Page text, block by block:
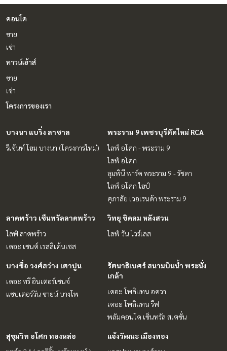
คอนโด
ขาย
เช่า
ทาวน์เฮ้าส์
ขาย
เช่า
โครงการของเรา
บางนา แบริ่ง ลาซาล
รีเจ้นท์ โฮม บางนา (โครงการใหม่)
พระราม 9 เพชรบุรีตัดใหม่ RCA
ไลฟ์ อโศก - พระราม 9
ไลฟ์ อโศก
ลุมพินี พาร์ค พระราม 9 - รัชดา
ไลฟ์ อโศก ไฮป์
ศุภาลัย เวอเรนด้า พระราม 9
ลาดพร้าว เซ็นทรัลลาดพร้าว
ไลฟ์ ลาดพร้าว
เดอะ เซนต์ เรสสิเด้นเซส
วิทยุ ชิดลม หลังสวน
ไลฟ์ วัน ไวร์เลส
บางซื่อ วงศ์สว่าง เตาปูน
เดอะ ทรี อินเตอร์เชนจ์
แชปเตอร์วัน ชายน์ บางโพ
รัตนาธิเบศร์ สนามบินน้ำ พระนั่ง
เกล้า
เดอะ โพลิแทน อควา
เดอะ โพลิแทน รีฟ
พลัมคอนโด เซ็นทรัล สเตชั่น
สุขุมวิท อโศก ทองหล่อ
แจ้งวัฒนะ เมืองทอง